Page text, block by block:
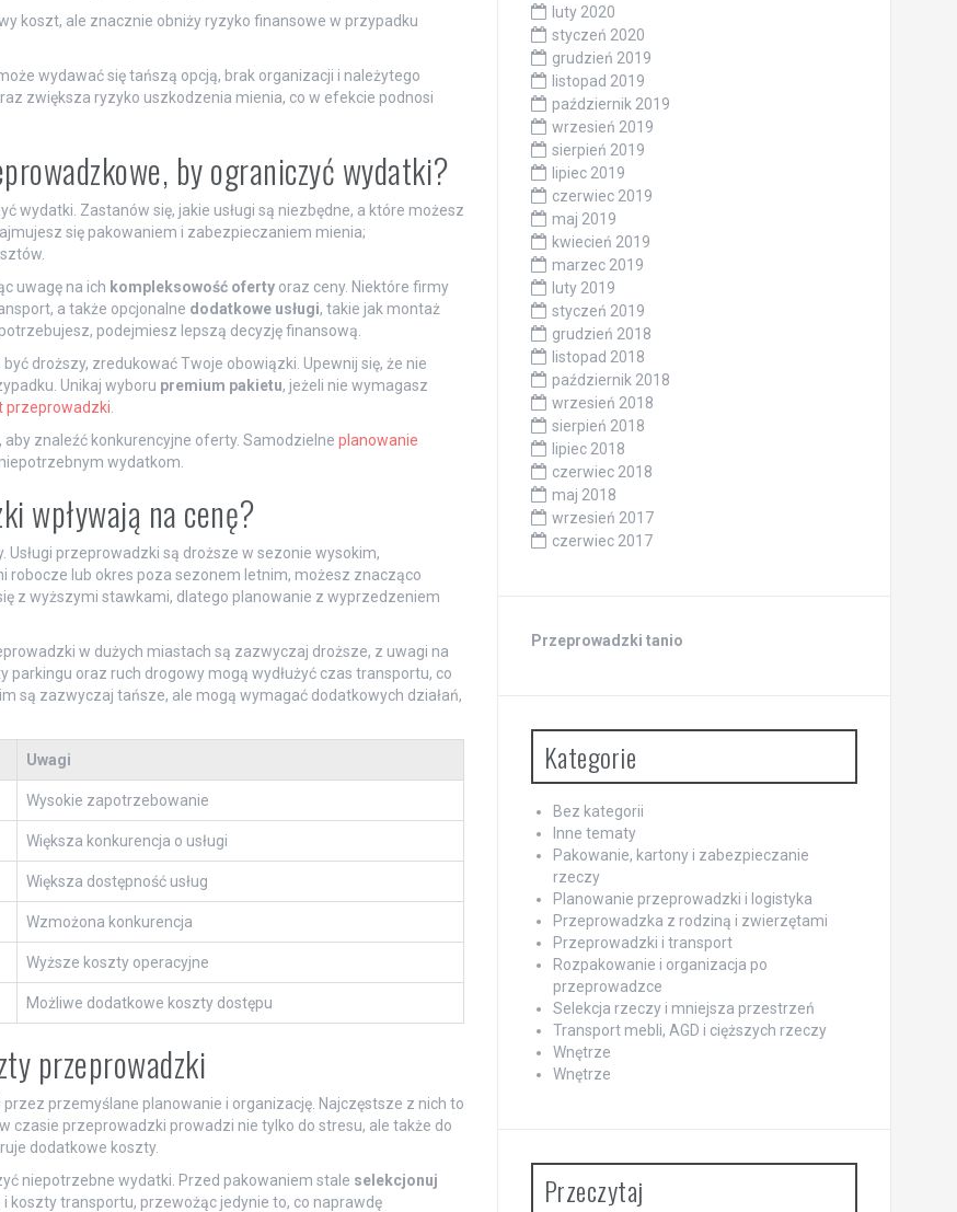
koszt, ale znacznie obniży ryzyko finansowe w przypadku
wydawać się tańszą opcją, brak organizacji i należytego
zwiększa ryzyko uszkodzenia mienia, co w efekcie podnosi
by ograniczyć wydatki?
wydatki. Zastanów się, jakie usługi są niezbędne, a które możesz
się pakowaniem i zabezpieczaniem mienia;
uwagę na ich kompleksowość ofertyoraz ceny. Niektóre firmy
a także opcjonalne dodatkowe usługi, takie jak montaż
podejmiesz lepszą decyzję finansową.
droższy, zredukować Twoje obowiązki. Upewnij się, że nie
Unikaj wyboru premium pakietu, jeżeli nie wymagasz
przeprowadzki
znaleźć konkurencyjne oferty. Samodzielne planowanie
wydatkom.
wpływają na cenę?
Usługi przeprowadzki są droższe w sezonie wysokim,
robocze lub okres poza sezonem letnim, możesz znacząco
z wyższymi stawkami, dlatego planowanie z wyprzedzeniem
w dużych miastach są zazwyczaj droższe, z uwagi na
oraz ruch drogowy mogą wydłużyć czas transportu, co
są zazwyczaj tańsze, ale mogą wymagać dodatkowych działań,
Uwagi
Wysokie zapotrzebowanie
Większa konkurencja o usługi
Większa dostępność usług
Wzmożona konkurencja
Wyższe koszty operacyjne
Możliwe dodatkowe koszty dostępu
przeprowadzki
przemyślane planowanie i organizację. Najczęstsze z nich to
czasie przeprowadzki prowadzi nie tylko do stresu, ale także do
dodatkowe koszty.
niepotrzebne wydatki. Przed pakowaniem stale selekcjonuj
transportu, przewożąc jedynie to, co naprawdę
luty 2020
styczeń 2020
grudzień 2019
listopad 2019
październik 2019
wrzesień 2019
sierpień 2019
lipiec 2019
czerwiec 2019
maj 2019
kwiecień 2019
marzec 2019
luty 2019
styczeń 2019
grudzień 2018
listopad 2018
październik 2018
wrzesień 2018
sierpień 2018
lipiec 2018
czerwiec 2018
maj 2018
wrzesień 2017
czerwiec 2017
Przeprowadzki tanio
Kategorie
Bez kategorii
Inne tematy
Pakowanie, kartony i zabezpieczanie
rzeczy
Planowanie przeprowadzki i logistyka
Przeprowadzka z rodziną i zwierzętami
Przeprowadzki i transport
Rozpakowanie i organizacja po
przeprowadzce
Selekcja rzeczy i mniejsza przestrzeń
Transport mebli, AGD i cięższych rzeczy
Wnętrze
Wnętrze
Przeczytaj